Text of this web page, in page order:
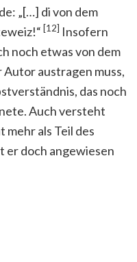
„[…] di von dem
[12] Insofern
noch etwas von dem
Autor austragen muss,
das noch
Auch versteht
mehr als Teil des
er doch angewiesen